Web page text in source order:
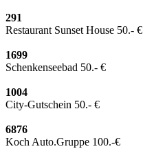
291
Restaurant Sunset House 50.- €
1699
Schenkenseebad 50.- €
1004
City-Gutschein 50.- €
6876
Koch Auto.Gruppe 100.-€